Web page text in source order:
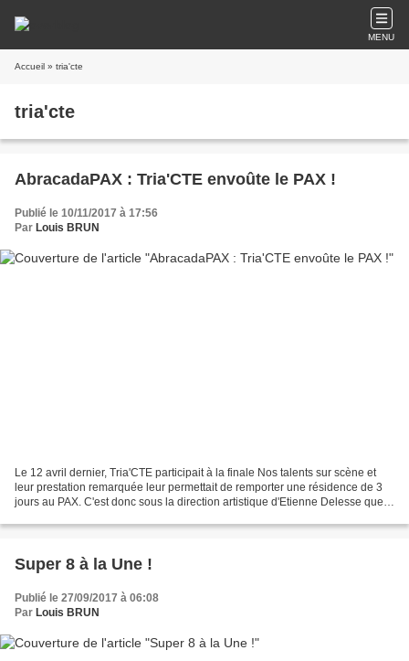
MENU
Accueil » tria'cte
tria'cte
AbracadaPAX : Tria'CTE envoûte le PAX !
Publié le 10/11/2017 à 17:56
Par Louis BRUN
Le 12 avril dernier, Tria'CTE participait à la finale Nos talents sur scène et
leur prestation remarquée leur permettait de remporter une résidence de 3
jours au PAX. C'est donc sous la direction artistique d'Etienne Delesse que
Super 8 à la Une !
Publié le 27/09/2017 à 06:08
Par Louis BRUN